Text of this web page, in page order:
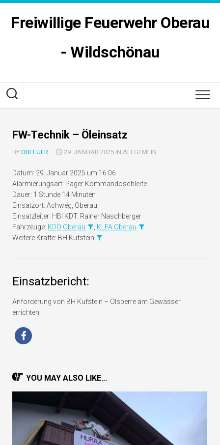
Skip
contentFreiwillige Feuerwehr Oberau
- Wildschönau
FW-Technik – Öleinsatz
BY OBFEUER — 29. JANUAR 2025 IN ALLGEMEIN
Datum: 29. Januar 2025 um 16:06
Alarmierungsart: Pager Kommandoschleife
Dauer: 1 Stunde 14 Minuten
Einsatzort: Achweg, Oberau
Einsatzleiter: HBI KDT. Rainer Naschberger
Fahrzeuge: KDO Oberau
KLFA Oberau
Weitere Kräfte: BH Kufstein
Einsatzbericht:
Anforderung von BH Kufstein – Ölsperre am Gewässer
errichten
YOU MAY ALSO LIKE...